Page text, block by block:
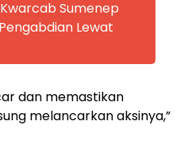
Sumenep
Lewat
dan memastikan
melancarkan aksinya,”